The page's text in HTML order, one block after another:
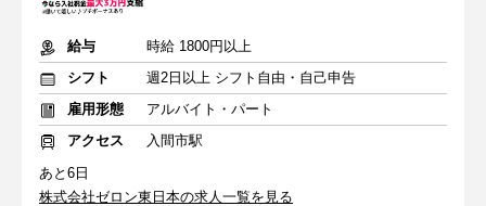
給与
時給 1800円以上
シフト
週2日以上 シフト自由・自己申告
雇用形態
アルバイト・パート
アクセス
入間市駅
あと6日
株式会社ゼロン東日本の求人一覧を見る